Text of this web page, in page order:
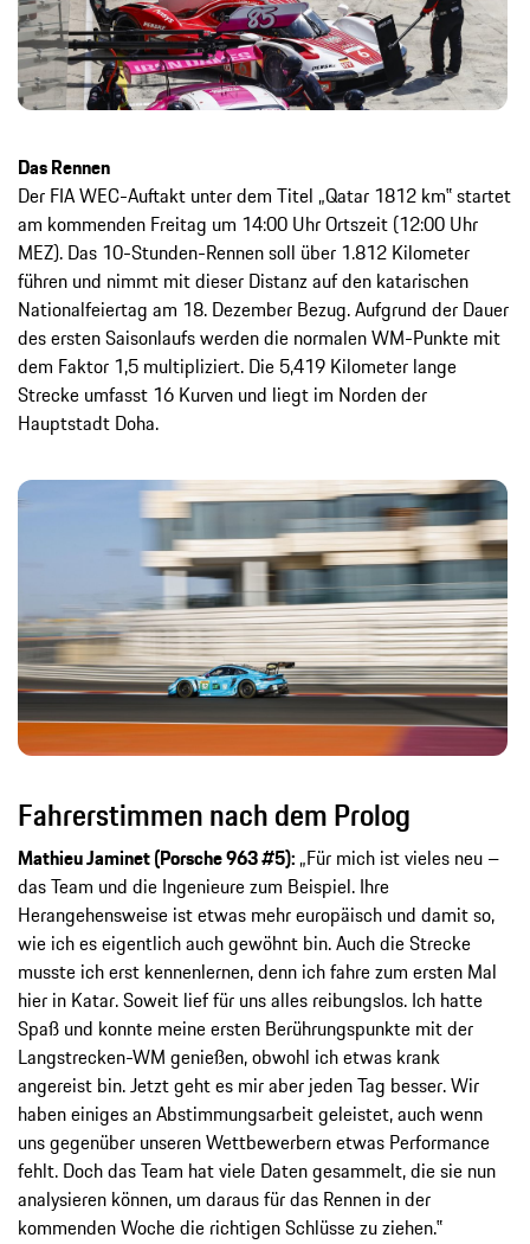
Das Rennen
Der FIA WEC-Auftakt unter dem Titel „Qatar 1812 km‟ startet
am kommenden Freitag um 14:00 Uhr Ortszeit (12:00 Uhr
MEZ). Das 10-Stunden-Rennen soll über 1.812 Kilometer
führen und nimmt mit dieser Distanz auf den katarischen
Nationalfeiertag am 18. Dezember Bezug. Aufgrund der Dauer
des ersten Saisonlaufs werden die normalen WM-Punkte mit
dem Faktor 1,5 multipliziert. Die 5,419 Kilometer lange
Strecke umfasst 16 Kurven und liegt im Norden der
Hauptstadt Doha.
Fahrerstimmen nach dem Prolog
Mathieu Jaminet (Porsche 963 #5): „Für mich ist vieles neu –
das Team und die Ingenieure zum Beispiel. Ihre
Herangehensweise ist etwas mehr europäisch und damit so,
wie ich es eigentlich auch gewöhnt bin. Auch die Strecke
musste ich erst kennenlernen, denn ich fahre zum ersten Mal
hier in Katar. Soweit lief für uns alles reibungslos. Ich hatte
Spaß und konnte meine ersten Berührungspunkte mit der
Langstrecken-WM genießen, obwohl ich etwas krank
angereist bin. Jetzt geht es mir aber jeden Tag besser. Wir
haben einiges an Abstimmungsarbeit geleistet, auch wenn
uns gegenüber unseren Wettbewerbern etwas Performance
fehlt. Doch das Team hat viele Daten gesammelt, die sie nun
analysieren können, um daraus für das Rennen in der
kommenden Woche die richtigen Schlüsse zu ziehen.‟